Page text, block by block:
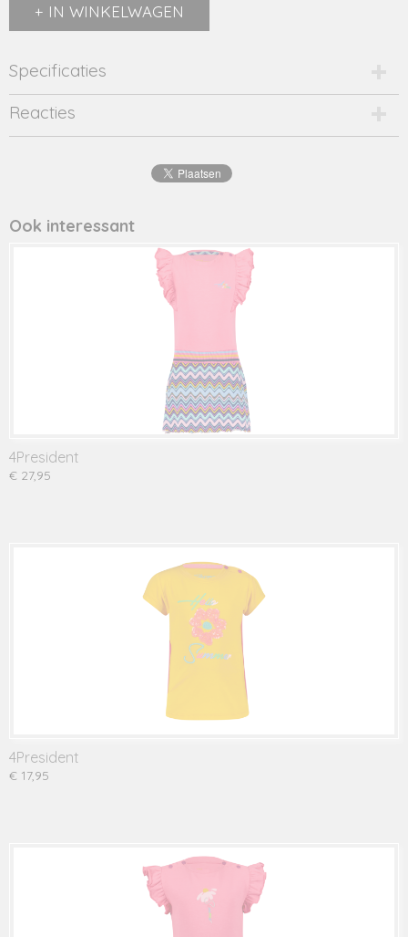
IN WINKELWAGEN
Specificaties
Productcode
cali-1-16227
Productcode leverancier
Reacties
Ook interessant
4President
€ 27,95
4President
€ 17,95